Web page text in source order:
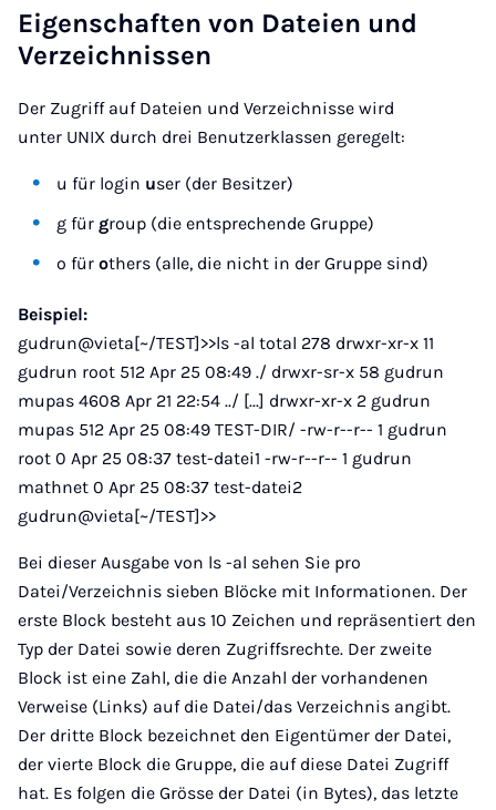
Eigenschaften von Dateien und
Verzeichnissen
Der Zugriff auf Dateien und Verzeichnisse wird
unter UNIX durch drei Benutzerklassen geregelt:
u für login user (der Besitzer)
g für group (die entsprechende Gruppe)
o fürothers (alle, die nicht in der Gruppe sind)
Beispiel:
gudrun@vieta[~/TEST]>>ls -al total 278 drwxr-xr-x 11
gudrun root 512 Apr 25 08:49 ./ drwxr-sr-x 58 gudrun
mupas 4608 Apr 21 22:54 ../ [...] drwxr-xr-x 2 gudrun
mupas 512 Apr 25 08:49 TEST-DIR/ -rw-r--r-- 1 gudrun
root 0 Apr 25 08:37 test-datei1 -rw-r--r-- 1 gudrun
mathnet 0 Apr 25 08:37 test-datei2
gudrun@vieta[~/TEST]>>
Bei dieser Ausgabe von ls -al sehen Sie pro
Datei/Verzeichnis sieben Blöcke mit Informationen. Der
erste Block besteht aus 10 Zeichen und repräsentiert den
Typ der Datei sowie deren Zugriffsrechte. Der zweite
Block ist eine Zahl, die die Anzahl der vorhandenen
Verweise (Links) auf die Datei/das Verzeichnis angibt.
Der dritte Block bezeichnet den Eigentümer der Datei,
der vierte Block die Gruppe, die auf diese Datei Zugriff
hat. Es folgen die Grösse der Datei (in Bytes), das letzte